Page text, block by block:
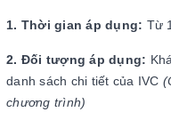
1. Thời gian áp dụng: Từ
2. Đối tượng áp dụng:
danh sách chi tiết của IVC
chương trình)